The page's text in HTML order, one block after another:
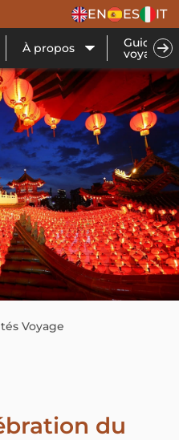
EN ES IT
À propos Guide de
voyage
Voyage
du